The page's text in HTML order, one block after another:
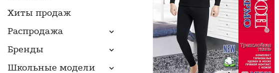
Хиты продаж
Распродажа
Бренды
Школьные модели